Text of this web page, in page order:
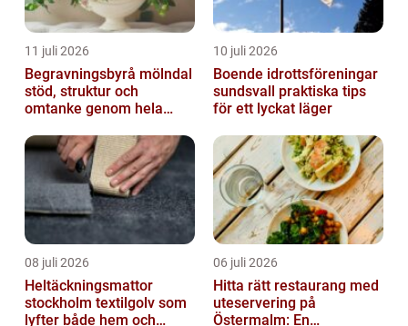
11 juli 2026
Begravningsbyrå mölndal
stöd, struktur och
omtanke genom hela
10 juli 2026
Boende idrottsföreningar
sundsvall praktiska tips
för ett lyckat läger
08 juli 2026
Heltäckningsmattor
stockholm textilgolv som
lyfter både hem och
06 juli 2026
Hitta rätt restaurang med
uteservering på
Östermalm: En